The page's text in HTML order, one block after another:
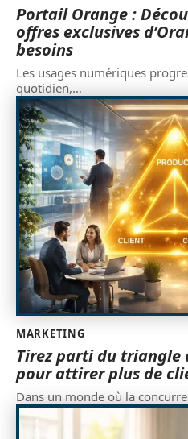
Portail Orange :
offres exclusives
besoins
Les usages numériques
quotidien,…
MARKETING
Tirez parti du triangle
pour attirer plus de
Dans un monde où la